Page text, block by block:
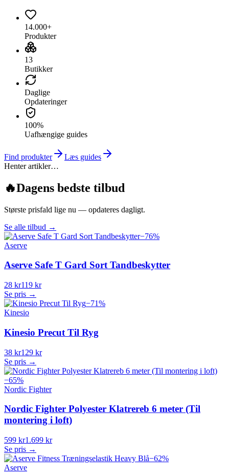
14.000+
Produkter
13
Butikker
Daglige
Opdateringer
100%
Uafhængige guides
Find produkter
Læs guides
Henter artikler…
🔥Dagens bedste tilbud
Største prisfald lige nu — opdateres dagligt.
Se alle tilbud →
−76%
Aserve
Aserve Safe T Gard Sort Tandbeskytter
28 kr119 kr
Se pris →
−71%
Kinesio
Kinesio Precut Til Ryg
38 kr129 kr
Se pris →
−65%
Nordic Fighter
Nordic Fighter Polyester Klatrereb 6 meter (Til
montering i loft)
599 kr1.699 kr
Se pris →
−62%
Aserve